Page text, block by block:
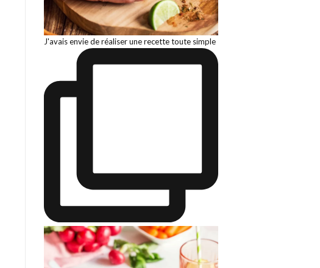
J'avais envie de réaliser une recette toute simple